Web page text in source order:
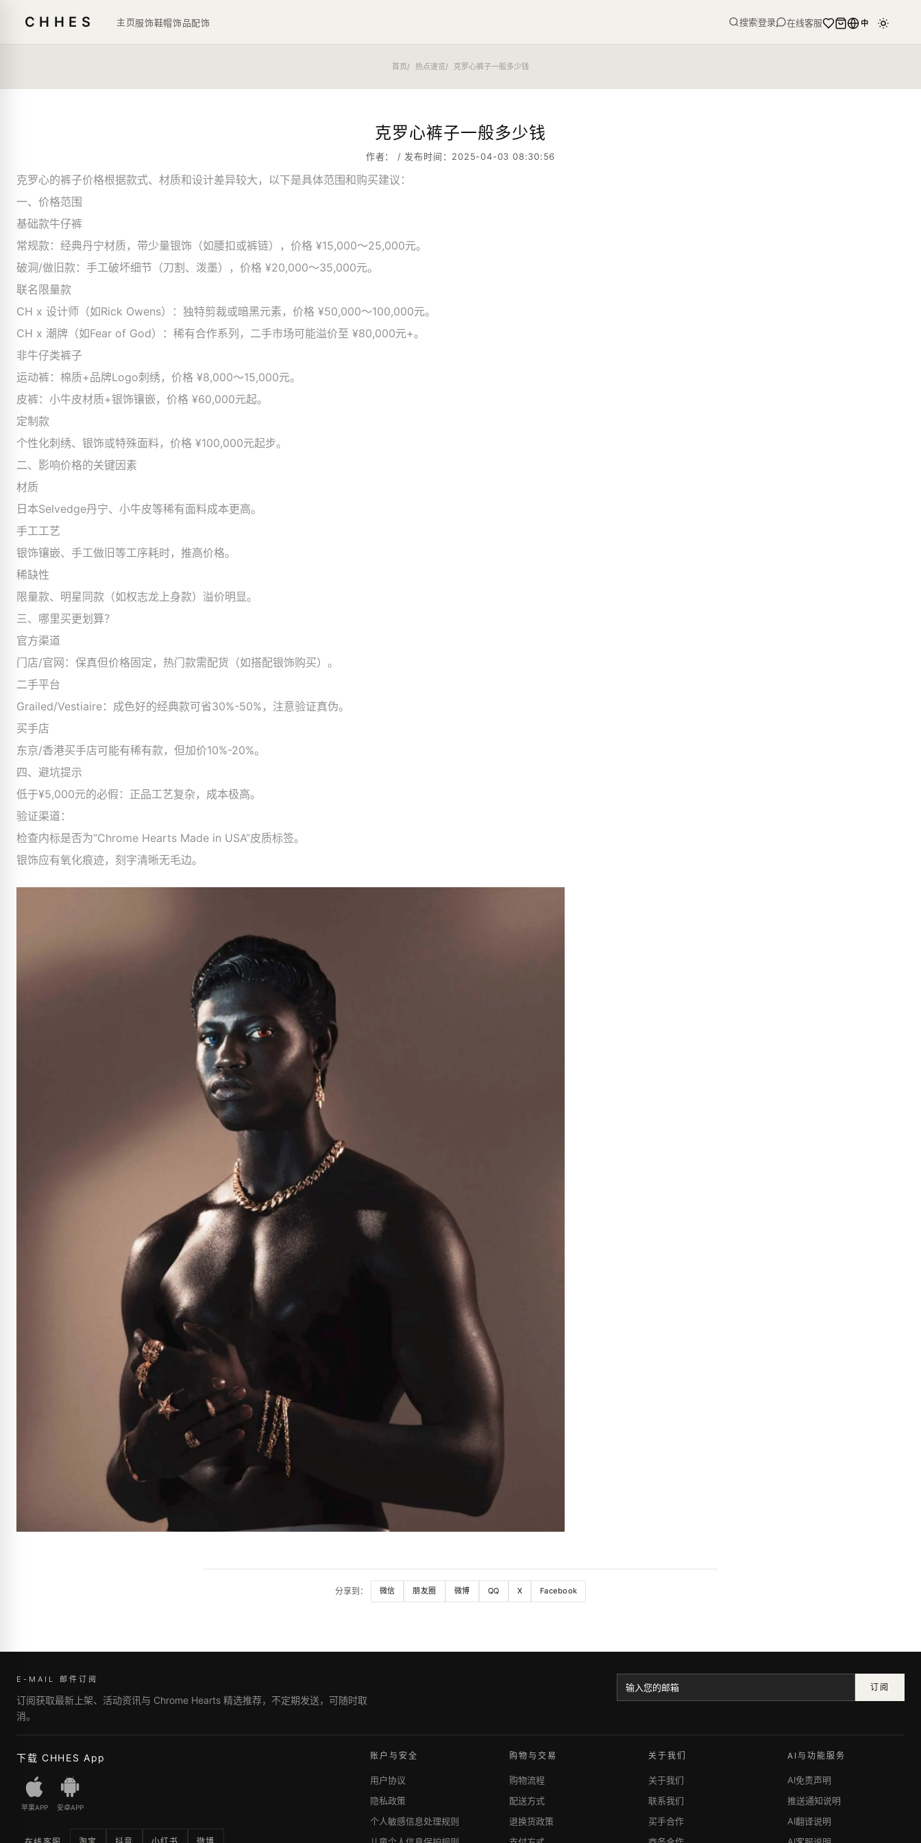
CHHES 主页服饰鞋帽饰品配饰 搜索登录 在线客服 中
首页 热点速览 克罗心裤子一般多少钱
克罗心裤子一般多少钱
作者： / 发布时间：2025-04-03 08:30:56
克罗心的裤子价格根据款式、材质和设计差异较大，以下是具体范围和购买建议：
一、价格范围
基础款牛仔裤
常规款：经典丹宁材质，带少量银饰（如腰扣或裤链），价格 ¥15,000～25,000元。
破洞/做旧款：手工破坏细节（刀割、泼墨），价格 ¥20,000～35,000元。
联名限量款
CH x 设计师（如Rick Owens）：独特剪裁或暗黑元素，价格 ¥50,000～100,000元。
CH x 潮牌（如Fear of God）：稀有合作系列，二手市场可能溢价至 ¥80,000元+。
非牛仔类裤子
运动裤：棉质+品牌Logo刺绣，价格 ¥8,000～15,000元。
皮裤：小牛皮材质+银饰镶嵌，价格 ¥60,000元起。
定制款
个性化刺绣、银饰或特殊面料，价格 ¥100,000元起步。
二、影响价格的关键因素
材质
日本Selvedge丹宁、小牛皮等稀有面料成本更高。
手工工艺
银饰镶嵌、手工做旧等工序耗时，推高价格。
稀缺性
限量款、明星同款（如权志龙上身款）溢价明显。
三、哪里买更划算？
官方渠道
门店/官网：保真但价格固定，热门款需配货（如搭配银饰购买）。
二手平台
Grailed/Vestiaire：成色好的经典款可省30%-50%，注意验证真伪。
买手店
东京/香港买手店可能有稀有款，但加价10%-20%。
四、避坑提示
低于¥5,000元的必假：正品工艺复杂，成本极高。
验证渠道：
检查内标是否为“Chrome Hearts Made in USA”皮质标签。
银饰应有氧化痕迹，刻字清晰无毛边。
分享到： 微信 朋友圈 微博 QQ X Facebook
E-MAIL 邮件订阅
订阅获取最新上架、活动资讯与 Chrome Hearts 精选推荐，不定期发送，可随时取
消。
订阅
下载 CHHES App
苹果APP 安卓APP
账户与安全
用户协议
隐私政策
个人敏感信息处理规则
购物与交易
购物流程
配送方式
退换货政策
关于我们
关于我们
联系我们
买手合作
AI与功能服务
AI免责声明
推送通知说明
AI翻译说明